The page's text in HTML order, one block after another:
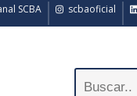
scbaoficial
SCBA